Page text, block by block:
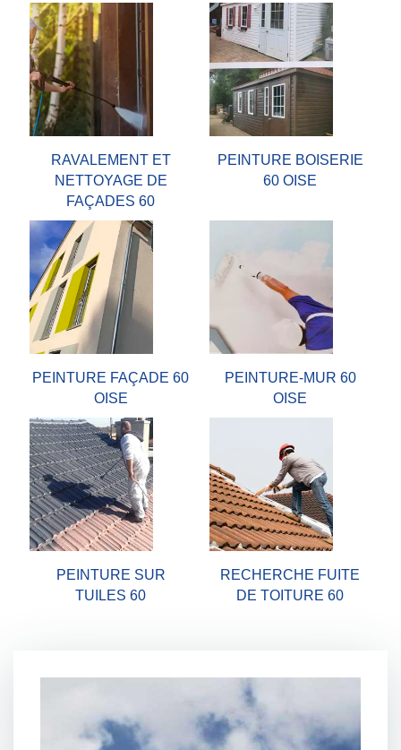
RAVALEMENT ET
NETTOYAGE DE
FAÇADES 60
PEINTURE BOISERIE
60 OISE
PEINTURE FAÇADE 60
OISE
PEINTURE-MUR 60
OISE
PEINTURE SUR
TUILES 60
RECHERCHE FUITE
DE TOITURE 60